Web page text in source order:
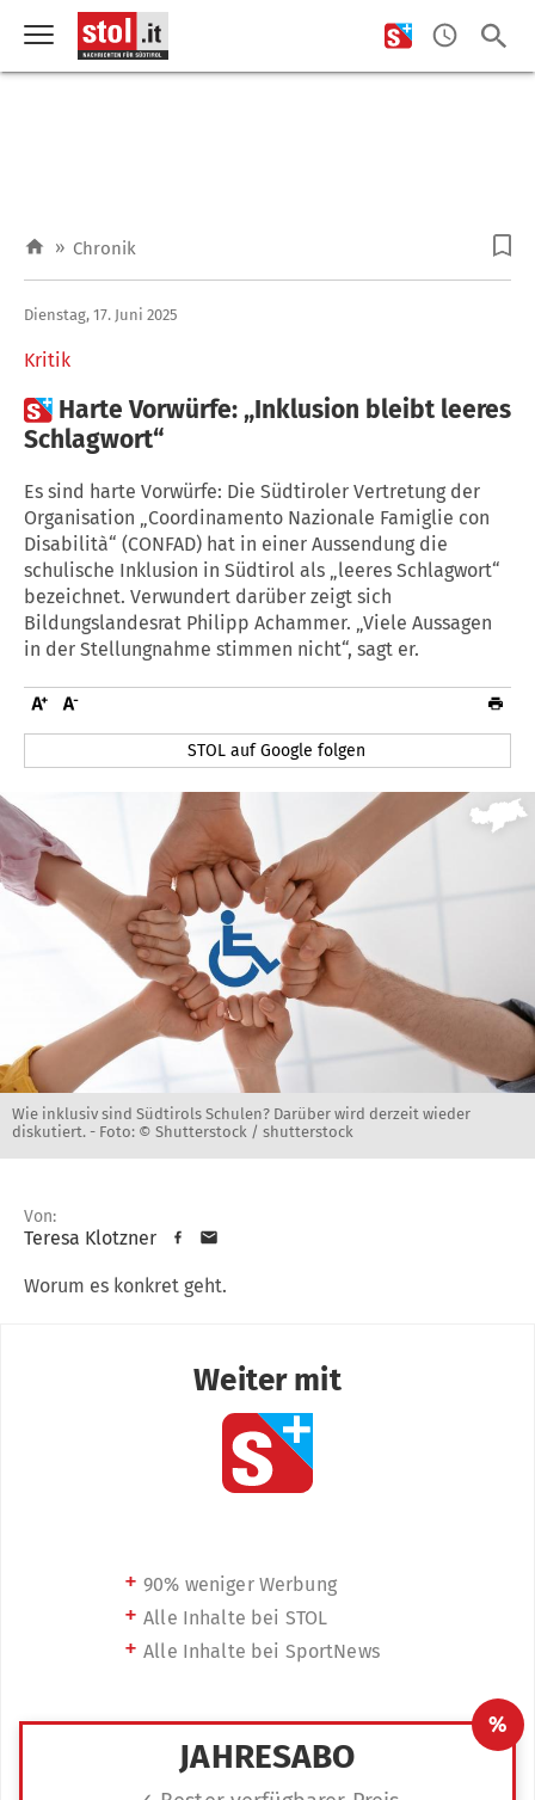
» Chronik
Kritik
Dienstag, 17. Juni 2025
 Harte Vorwürfe: „Inklusion bleibt leeres
Schlagwort“
Es sind harte Vorwürfe: Die Südtiroler Vertretung der
Organisation „Coordinamento Nazionale Famiglie con
Disabilità“ (CONFAD) hat in einer Aussendung die
schulische Inklusion in Südtirol als „leeres Schlagwort“
bezeichnet. Verwundert darüber zeigt sich
Bildungslandesrat Philipp Achammer. „Viele Aussagen
in der Stellungnahme stimmen nicht“, sagt er.
STOL auf Google folgen
Wie inklusiv sind Südtirols Schulen? Darüber wird derzeit wieder
diskutiert. - Foto: © Shutterstock / shutterstock
Von:
Teresa Klotzner
Worum es konkret geht.